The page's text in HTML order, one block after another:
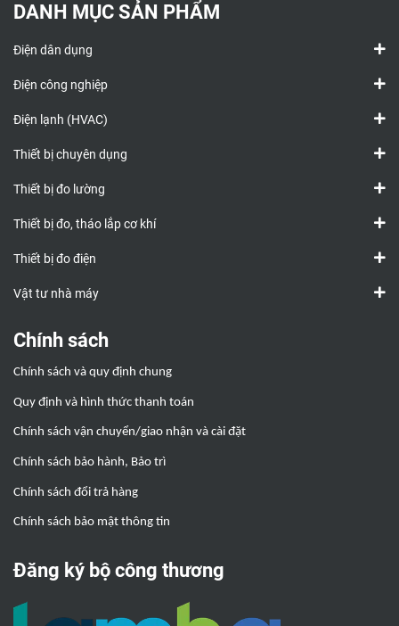
DANH MỤC SẢN PHẨM
Điện dân dụng
Điện công nghiệp
Điện lạnh (HVAC)
Thiết bị chuyên dụng
Thiết bị đo lường
Thiết bị đo, tháo lắp cơ khí
Thiết bị đo điện
Vật tư nhà máy
Chính sách
Chính sách và quy định chung
Quy định và hình thức thanh toán
Chính sách vận chuyển/giao nhận và cài đặt
Chính sách bảo hành, Bảo trì
Chính sách đổi trả hàng
Chính sách bảo mật thông tin
Đăng ký bộ công thương